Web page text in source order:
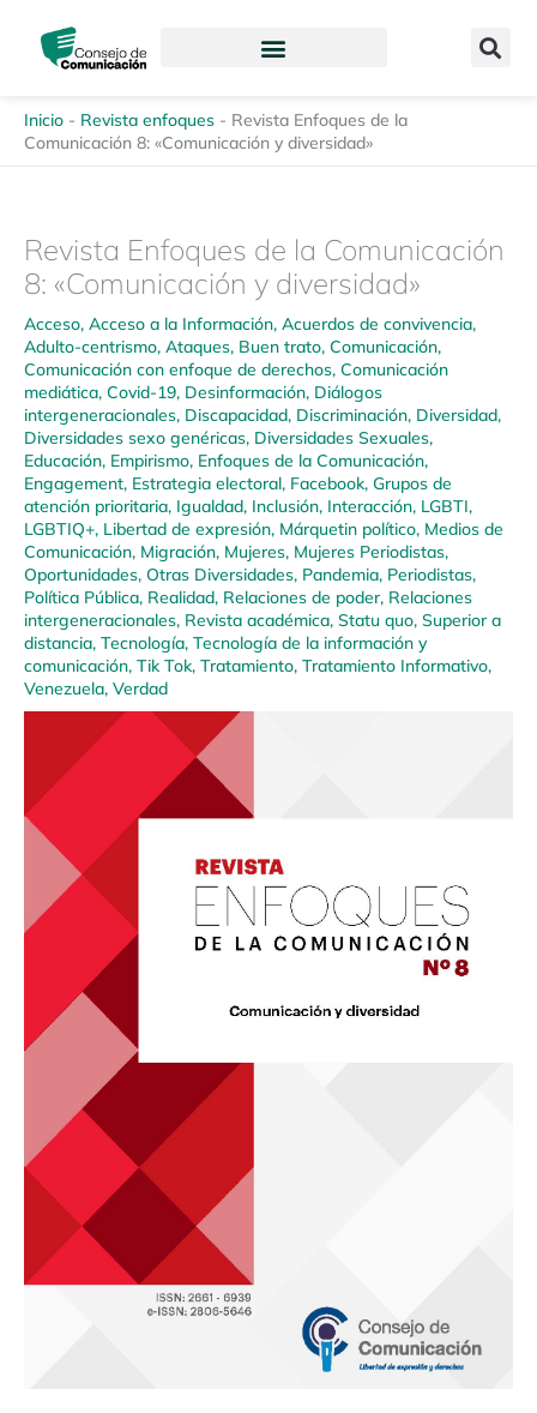
contenido
Inicio - Revista enfoques - Revista Enfoques de la
Comunicación 8: «Comunicación y diversidad»
Revista Enfoques de la Comunicación
8: «Comunicación y diversidad»
Acceso, Acceso a la Información, Acuerdos de convivencia,
Adulto-centrismo, Ataques, Buen trato, Comunicación,
Comunicación con enfoque de derechos, Comunicación
mediática, Covid-19, Desinformación, Diálogos
intergeneracionales, Discapacidad, Discriminación, Diversidad,
Diversidades sexo genéricas, Diversidades Sexuales,
Educación, Empirismo, Enfoques de la Comunicación,
Engagement, Estrategia electoral, Facebook, Grupos de
atención prioritaria, Igualdad, Inclusión, Interacción, LGBTI,
LGBTIQ+, Libertad de expresión, Márquetin político, Medios de
Comunicación, Migración, Mujeres, Mujeres Periodistas,
Oportunidades, Otras Diversidades, Pandemia, Periodistas,
Política Pública, Realidad, Relaciones de poder, Relaciones
intergeneracionales, Revista académica, Statu quo, Superior a
distancia, Tecnología, Tecnología de la información y
comunicación, Tik Tok, Tratamiento, Tratamiento Informativo,
Venezuela, Verdad